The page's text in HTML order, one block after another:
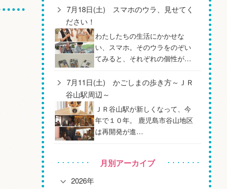
7月18日(土) スマホのウラ、見せてく
ださい！
わたしたちの生活にかかせな
い、スマホ。そのウラをのぞい
てみると、それぞれの個性が…
7月11日(土) かごしまの歩き方～ＪＲ
谷山駅周辺～
ＪＲ谷山駅が新しくなって、今
年で１０年。 鹿児島市谷山地区
は再開発が進…
月別アーカイブ
2026年